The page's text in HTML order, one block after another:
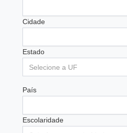
Cidade
Estado
Selecione a UF
País
Escolaridade